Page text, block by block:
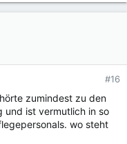
#16
zumindest zu den
und ist vermutlich in so
wo steht